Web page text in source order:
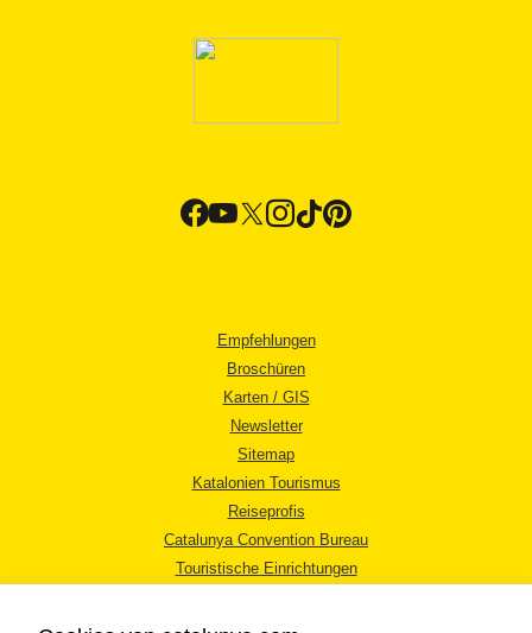
Empfehlungen
Broschüren
Karten / GIS
Newsletter
Sitemap
Katalonien Tourismus
Reiseprofis
Catalunya Convention Bureau
Touristische Einrichtungen